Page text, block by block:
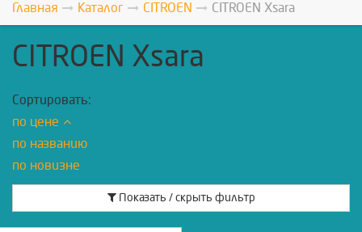
Главная Каталог CITROEN CITROEN Xsara
CITROEN Xsara
Сортировать:
по цене
по названию
по новизне
Показать / скрыть фильтр